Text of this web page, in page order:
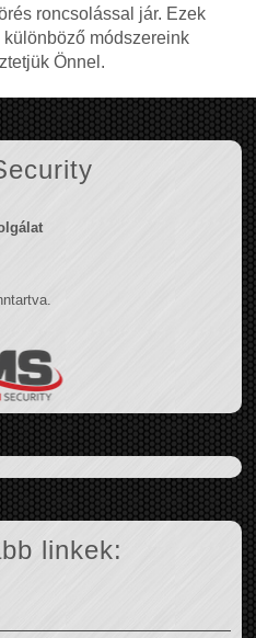
roncsolással jár. Ezek
módszereink
Önnel.
linkek: